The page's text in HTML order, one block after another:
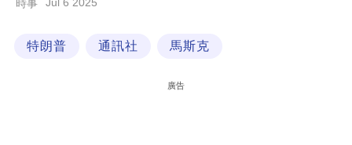
時事
特朗普 通訊社 馬斯克
廣告